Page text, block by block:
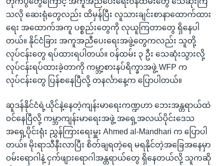
သလို ဆေးရုံတွေလည်း ထိမှန်ပြီး လူသားချင်းစာနာထောက်ထား
ရေး အထောက်အကူ ပစ္စည်းတွေကို လုယူကြတာတွေ ရှိနေပါ
တယ်။ နိုင်ငံခြား‌ အကူအညီပေးရေးအဖွဲ့တွေကလည်း သူတို့
လုပ်ငန်းတွေ ရပ်ထားရပါတယ်။ ဝန်ထမ်း ၃ ဦး သေဆုံးသွားလို့
လုပ်ငန်းရပ်ထားခဲ့တာကို ကမ္ဘာ့စားနပ်ရိက္ခာအဖွဲ့ WFP က
လုပ်ငန်းတွေ ပြန်စနေပြီလို့ တနင်္လာနေ့က ပြောပါတယ်။
ဆူဒန်နိုင်ငံရဲ့ယိုင်နဲ့နေတဲ့ကျန်းမာရေးကဏ္ဍဟာ ဘေးအန္တရာယ်ထဲ
ဝင်နေပြီလို့ ကမ္ဘာကျန်းမာရေးအဖွဲ့ အရှေ့အလယ်ပိုင်းဒေသ
အရှေ့ပိုင်းရုံး ညွှန်ကြားရေးမှူး Ahmed al-Mandhari က ပြောပါ
တယ်။ မိုးရာသီနီးလာပြီး စိတ်ချရတဲ့ရေ မရနိုင်တဲ့အခြေအနေမှာ
ဝမ်းရောဂါနဲ့ ငှက်ဖျားရောဂါအန္တရာယ်တွေ ရှိနေတယ်လို့ သူကဆို